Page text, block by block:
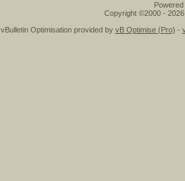
Copyright ©2000 -
vBulletin Optimisation provided by vB Optimise (Pro) -